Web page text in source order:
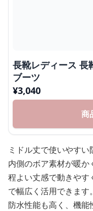
長靴レディース 長
ブーツ
¥3,040
商
ミドル丈で使いやすい
内側のボア素材が暖か
程よい丈感で動きやす
で幅広く活用できます。
防水性能も高く、機能